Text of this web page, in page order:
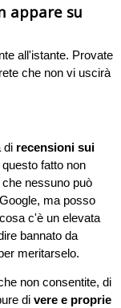
appare su
all'istante. Provate
che non vi uscirà
di recensioni sui
fatto non
nessuno può
ma posso
c'è un elevata
bannato da
meritarselo.
non consentite, di
di vere e proprie